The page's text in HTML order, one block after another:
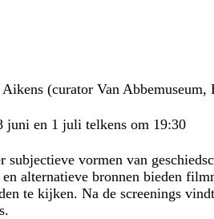
(curator Van Abbemuseum,
juni en 1 juli telkens om 19:30
subjectieve vormen van
alternatieve bronnen bieden
te kijken. Na de screenings